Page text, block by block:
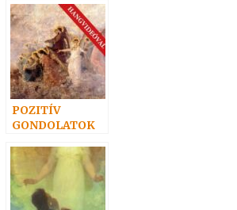
POZITÍV
GONDOLATOK